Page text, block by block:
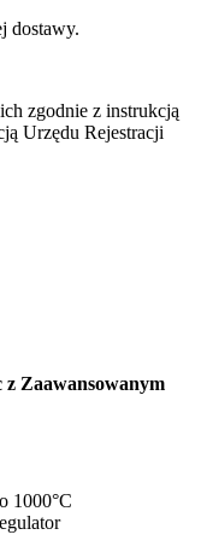
dostawy.
zgodnie z instrukcją
Urzędu Rejestracji
Zaawansowanym
1000°C